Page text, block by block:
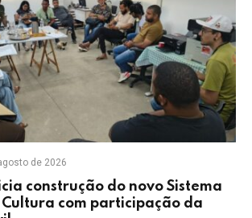
de 2026
construção do novo Sistema
com participação da